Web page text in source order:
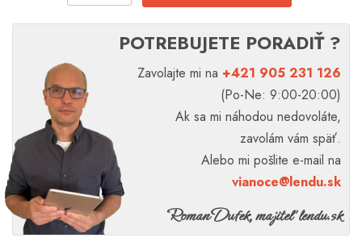
POTREBUJETE PORADIŤ ?
Zavolajte mi na +421 905 231 126
(Po-Ne: 9:00-20:00)
Ak sa mi náhodou nedovoláte,
zavolám vám späť.
Alebo mi pošlite e-mail na
vianoce@lendu.sk
Roman Dufek, majiteľ lendu.sk